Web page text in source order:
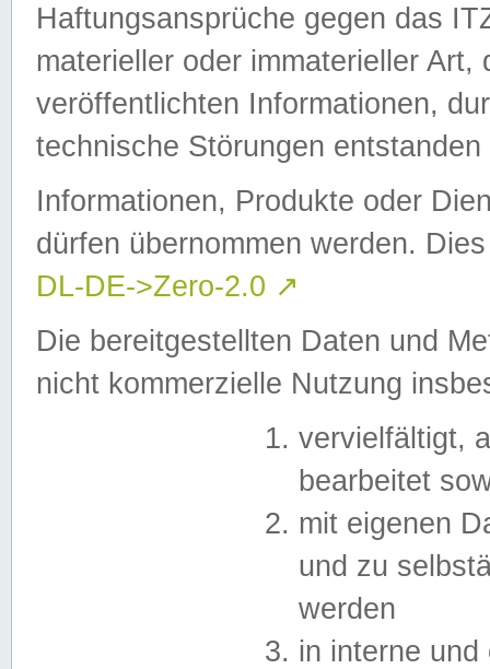
Haftungsansprüche gegen das
materieller oder immaterieller
veröffentlichten Informationen,
technische Störungen
Informationen, Produkte oder
dürfen übernommen werden.
DL-DE->Zero-2.0 ↗
Die bereitgestellten Daten und
nicht kommerzielle Nutzung
vervielfältigt,
bearbeitet
mit eigenen
und zu
werden
in interne